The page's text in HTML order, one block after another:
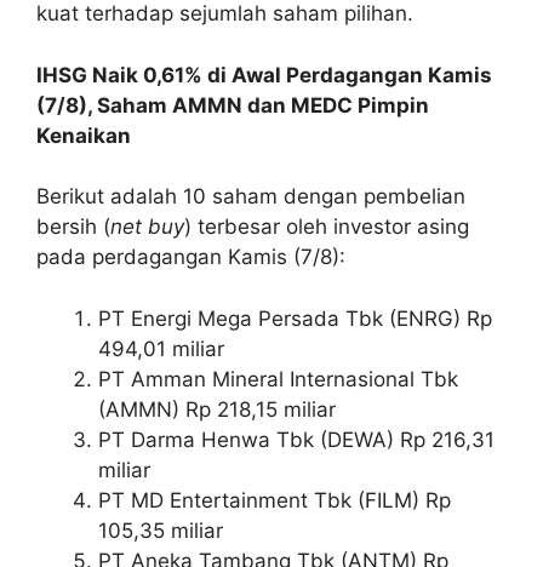
kuat terhadap sejumlah saham pilihan.
IHSG Naik 0,61% di Awal Perdagangan Kamis
(7/8), Saham AMMN dan MEDC Pimpin
Kenaikan
Berikut adalah 10 saham dengan pembelian
bersih (net buy) terbesar oleh investor asing
pada perdagangan Kamis (7/8):
PT Energi Mega Persada Tbk (ENRG) Rp
494,01 miliar
PT Amman Mineral Internasional Tbk
(AMMN) Rp 218,15 miliar
PT Darma Henwa Tbk (DEWA) Rp 216,31
miliar
PT MD Entertainment Tbk (FILM) Rp
105,35 miliar
PT Aneka Tambang Tbk (ANTM) Rp